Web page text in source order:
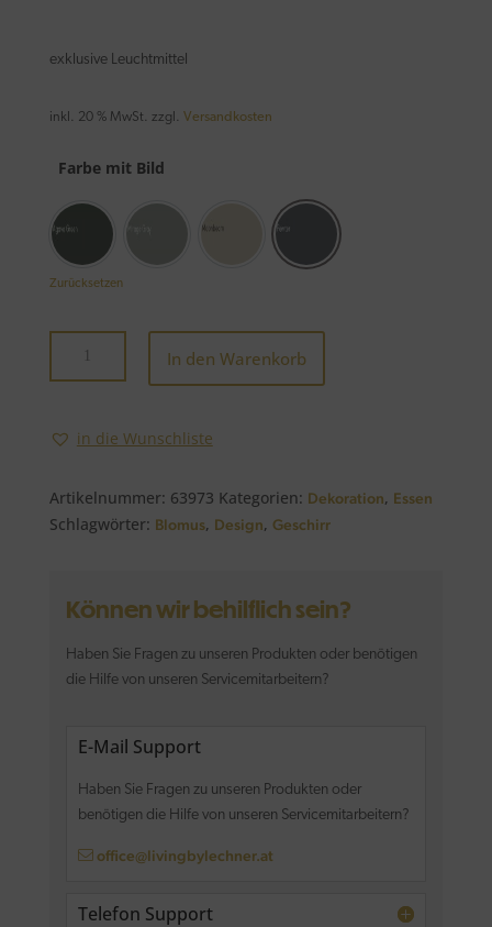
exklusive Leuchtmittel
inkl. 20 % MwSt. zzgl. Versandkosten
Farbe mit Bild
Agave GreenMirage Grey Moonbeam Pewter
Zurücksetzen
ml
In den Warenkorb
in die Wunschliste
Artikelnummer: 63973 Kategorien: Dekoration, Essen
Schlagwörter: Blomus, Design, Geschirr
Können wir behilflich sein?
Haben Sie Fragen zu unseren Produkten oder benötigen
die Hilfe von unseren Servicemitarbeitern?
E-Mail Support
Haben Sie Fragen zu unseren Produkten oder
benötigen die Hilfe von unseren Servicemitarbeitern?
office@livingbylechner.at
Telefon Support